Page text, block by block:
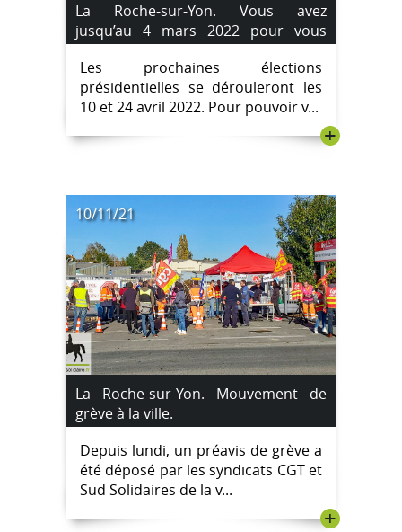
La Roche-sur-Yon. Vous avez
jusqu’au 4 mars 2022 pour vous
inscrire sur les listes électorales.
Les prochaines élections
présidentielles se dérouleront les
10 et 24 avril 2022. Pour pouvoir v...
+
10/11/21
La Roche-sur-Yon. Mouvement de
grève à la ville.
Depuis lundi, un préavis de grève a
été déposé par les syndicats CGT et
Sud Solidaires de la v...
+